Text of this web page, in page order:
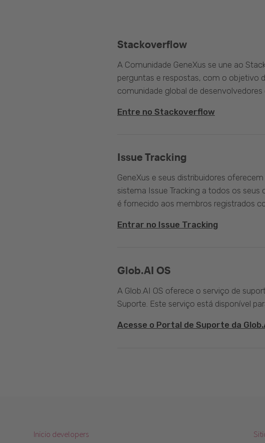
Stackoverflow
A Comunidade GeneXus se une ao
perguntas e respostas, com o objetivo
comunidade global de
Entre no Stackoverflow
Issue Tracking
GeneXus e seus distribuidores
sistema Issue Tracking a todos os
é fornecido aos membros registrados
Entrar no Issue Tracking
Glob.AI OS
A Glob.AI OS oferece o serviço de
Suporte. Este serviço está disponível
Acesse o Portal de Suporte da
Inicio developers